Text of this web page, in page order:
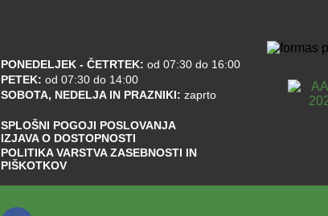
PONEDELJEK - ČETRTEK: od 07:30 do 16:00
PETEK: od 07:30 do 14:00
SOBOTA, NEDELJA IN PRAZNIKI: zaprto
SPLOŠNI POGOJI POSLOVANJA
IZJAVA O DOSTOPNOSTI
POLITIKA VARSTVA ZASEBNOSTI IN
PIŠKOTKOV